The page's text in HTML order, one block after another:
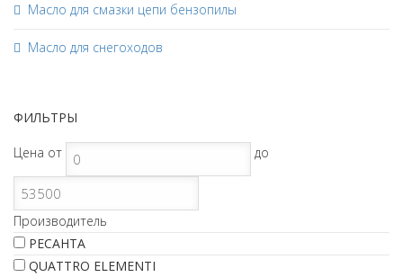
Масло для смазки цепи бензопилы
Масло для снегоходов
ФИЛЬТРЫ
Цена от до
Производитель
РЕСАНТА
QUATTRO ELEMENTI